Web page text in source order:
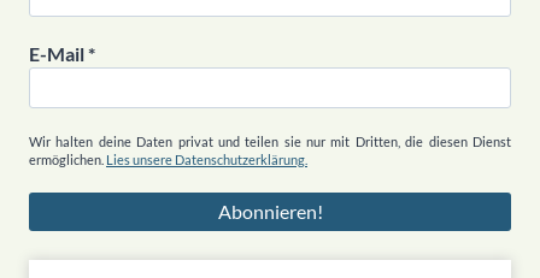
E-Mail*
Wir halten deine Daten privat und teilen sie nur mit Dritten, die diesen Dienst
ermöglichen. Lies unsere Datenschutzerklärung.